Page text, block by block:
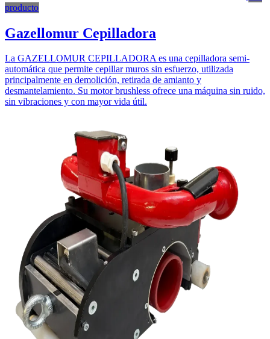
producto
Gazellomur Cepilladora
La GAZELLOMUR CEPILLADORA es una cepilladora semi-
automática que permite cepillar muros sin esfuerzo, utilizada
principalmente en demolición, retirada de amianto y
desmantelamiento. Su motor brushless ofrece una máquina sin ruido,
sin vibraciones y con mayor vida útil.